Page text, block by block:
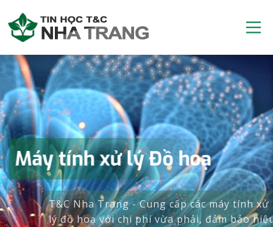
Máy tính xử lý Đồ hoạ
T&C Nha Trang - Cung cấp các máy tính xử
lý đồ hoạ với chi phí vừa phải, đảm bảo hiệu